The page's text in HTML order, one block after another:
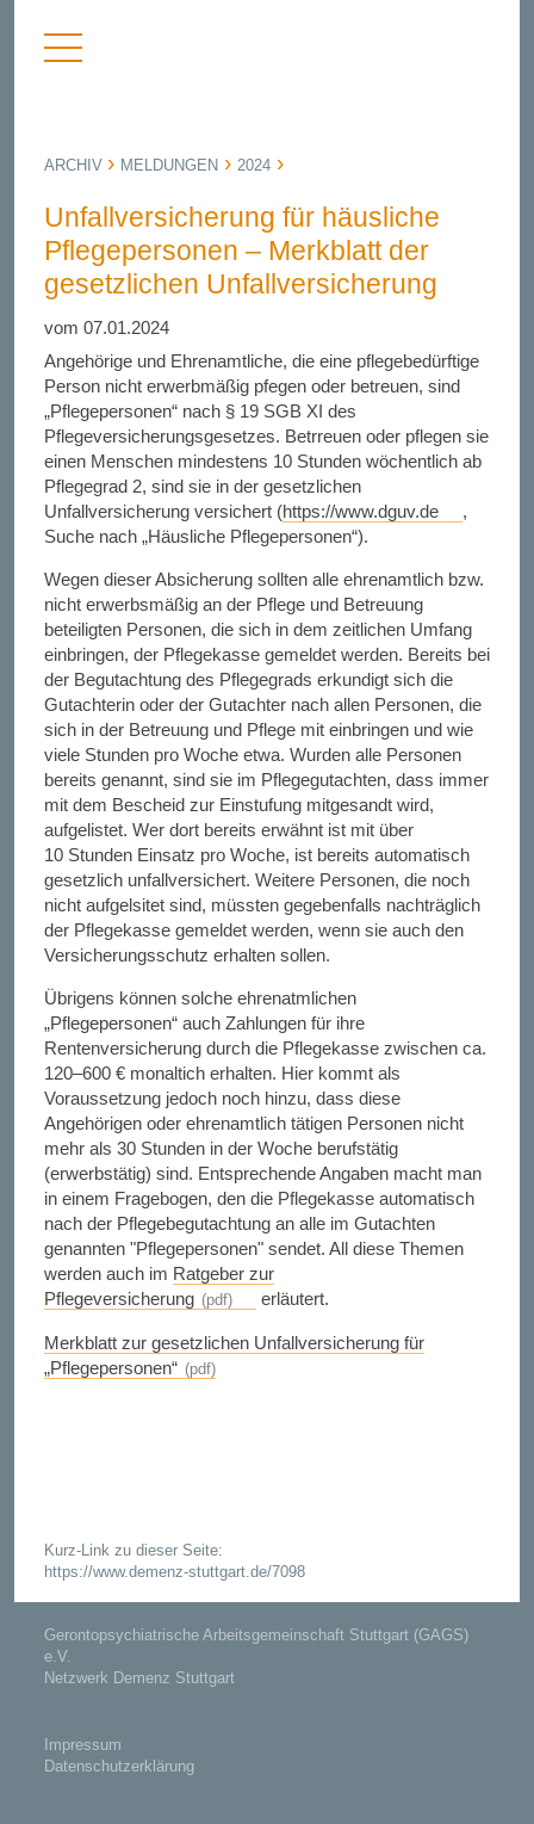
Menü
anzeigen
ARCHIV MELDUNGEN 2024
Unfallversicherung für häusliche
Pflegepersonen – Merkblatt der
gesetzlichen Unfallversicherung
vom 07.01.2024
Angehörige und Ehrenamtliche, die eine pflegebedürftige
Person nicht erwerbmäßig pfegen oder betreuen, sind
„Pflegepersonen“ nach § 19 SGB XI des
Pflegeversicherungsgesetzes. Betrreuen oder pflegen sie
einen Menschen mindestens 10 Stunden wöchentlich ab
Pflegegrad 2, sind sie in der gesetzlichen
Unfallversicherung versichert (https://www.dguv.de
,
Suche nach „Häusliche Pflegepersonen“).
Wegen dieser Absicherung sollten alle ehrenamtlich bzw.
nicht erwerbsmäßig an der Pflege und Betreuung
beteiligten Personen, die sich in dem zeitlichen Umfang
einbringen, der Pflegekasse gemeldet werden. Bereits bei
der Begutachtung des Pflegegrads erkundigt sich die
Gutachterin oder der Gutachter nach allen Personen, die
sich in der Betreuung und Pflege mit einbringen und wie
viele Stunden pro Woche etwa. Wurden alle Personen
bereits genannt, sind sie im Pflegegutachten, dass immer
mit dem Bescheid zur Einstufung mitgesandt wird,
aufgelistet. Wer dort bereits erwähnt ist mit über
10 Stunden Einsatz pro Woche, ist bereits automatisch
gesetzlich unfallversichert. Weitere Personen, die noch
nicht aufgelsitet sind, müssten gegebenfalls nachträglich
der Pflegekasse gemeldet werden, wenn sie auch den
Versicherungsschutz erhalten sollen.
Übrigens können solche ehrenatmlichen
„Pflegepersonen“ auch Zahlungen für ihre
Rentenversicherung durch die Pflegekasse zwischen ca.
120–600 € monaltich erhalten. Hier kommt als
Voraussetzung jedoch noch hinzu, dass diese
Angehörigen oder ehrenamtlich tätigen Personen nicht
mehr als 30 Stunden in der Woche berufstätig
(erwerbstätig) sind. Entsprechende Angaben macht man
in einem Fragebogen, den die Pflegekasse automatisch
nach der Pflegebegutachtung an alle im Gutachten
genannten "Pflegepersonen" sendet. All diese Themen
werden auch im Ratgeber zur
Pflegeversicherung
erläutert.
Merkblatt zur gesetzlichen Unfallversicherung für
„Pflegepersonen“
Kurz-Link zu dieser Seite:
https://www.demenz-stuttgart.de/7098
Gerontopsychiatrische Arbeitsgemeinschaft Stuttgart (GAGS)
e.V.
Netzwerk Demenz Stuttgart
Impressum
Datenschutzerklärung